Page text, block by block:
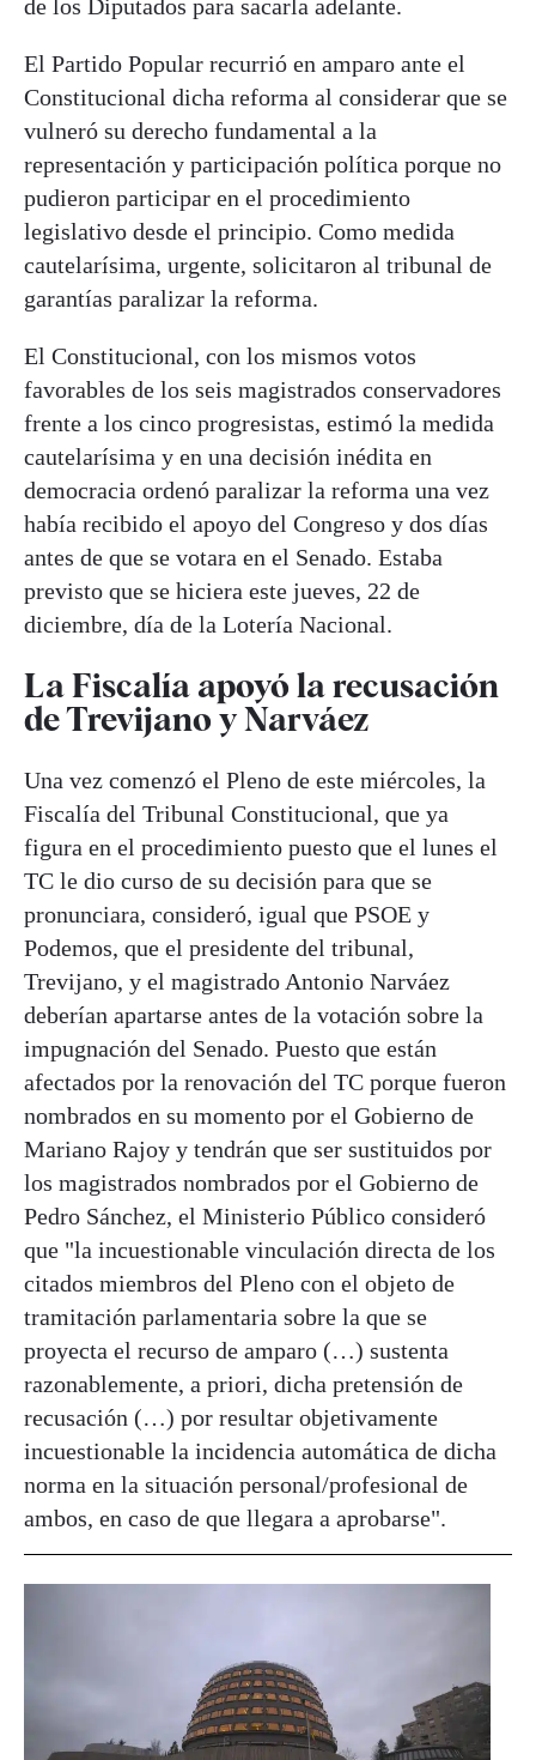
de los Diputados para sacarla adelante.
El Partido Popular recurrió en amparo ante el
Constitucional dicha reforma al considerar que se
vulneró su derecho fundamental a la
representación y participación política porque no
pudieron participar en el procedimiento
legislativo desde el principio. Como medida
cautelarísima, urgente, solicitaron al tribunal de
garantías paralizar la reforma.
El Constitucional, con los mismos votos
favorables de los seis magistrados conservadores
frente a los cinco progresistas, estimó la medida
cautelarísima y en una decisión inédita en
democracia ordenó paralizar la reforma una vez
había recibido el apoyo del Congreso y dos días
antes de que se votara en el Senado. Estaba
previsto que se hiciera este jueves, 22 de
diciembre, día de la Lotería Nacional.
La Fiscalía apoyó la recusación
de Trevijano y Narváez
Una vez comenzó el Pleno de este miércoles, la
Fiscalía del Tribunal Constitucional, que ya
figura en el procedimiento puesto que el lunes el
TC le dio curso de su decisión para que se
pronunciara, consideró, igual que PSOE y
Podemos, que el presidente del tribunal,
Trevijano, y el magistrado Antonio Narváez
deberían apartarse antes de la votación sobre la
impugnación del Senado. Puesto que están
afectados por la renovación del TC porque fueron
nombrados en su momento por el Gobierno de
Mariano Rajoy y tendrán que ser sustituidos por
los magistrados nombrados por el Gobierno de
Pedro Sánchez, el Ministerio Público consideró
que "la incuestionable vinculación directa de los
citados miembros del Pleno con el objeto de
tramitación parlamentaria sobre la que se
proyecta el recurso de amparo (…) sustenta
razonablemente, a priori, dicha pretensión de
recusación (…) por resultar objetivamente
incuestionable la incidencia automática de dicha
norma en la situación personal/profesional de
ambos, en caso de que llegara a aprobarse".